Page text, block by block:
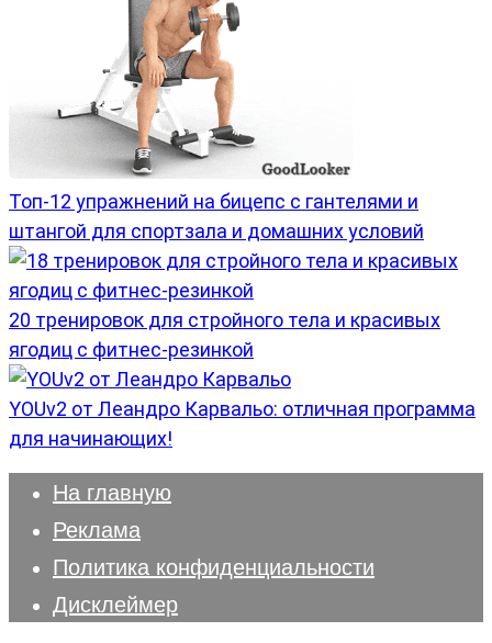
Топ-12 упражнений на бицепс с гантелями и
штангой для спортзала и домашних условий
20 тренировок для стройного тела и красивых
ягодиц с фитнес-резинкой
YOUv2 от Леандро Карвальо: отличная программа
для начинающих!
На главную
Реклама
Политика конфиденциальности
Дисклеймер